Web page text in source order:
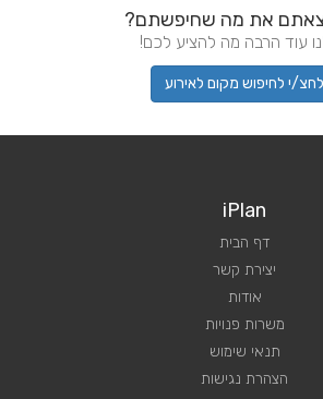
את מה שחיפשתם?
עוד הרבה מה להציע לכם!
לחצ/י לחיפוש מקום לאירוע
iPlan
דף הבית
יצירת קשר
אודות
משרות פנויות
תנאי שימוש
הצהרת נגישות